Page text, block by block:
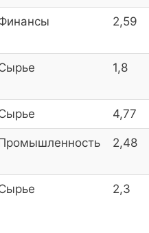
UPRO 7,51
7,48
2,59
1,8
4,77
2,48
2,3